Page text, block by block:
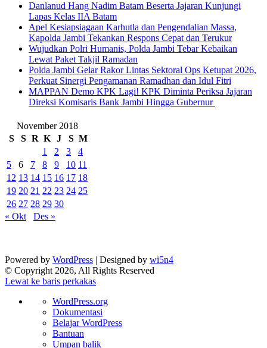
Danlanud Hang Nadim Batam Beserta Jajaran Kunjungi
Lapas Kelas IIA Batam
Apel Kesiapsiagaan Karhutla dan Pengendalian Massa,
Kapolda Jambi Tekankan Respons Cepat dan Terukur
Wujudkan Polri Humanis, Polda Jambi Tebar Kebaikan
Lewat Paket Takjil Ramadan
Polda Jambi Gelar Rakor Lintas Sektoral Ops Ketupat 2026,
Perkuat Sinergi Pengamanan Ramadhan dan Idul Fitri
‎MAPPAN Demo KPK Lagi! KPK Diminta Periksa Jajaran
Direksi Komisaris Bank Jambi Hingga Gubernur ‎
November 2018
S
S R K J S M
1
2 3
4
5
6 7 8 9 10 11
12 13 14 15 16 17 18
19 20 21 22 23 24 25
26 27 28 29 30
« Okt
Des »
Powered by WordPress | Designed by wi5n4
© Copyright 2026, All Rights Reserved
Lewat ke baris perkakas
Tentang
WordPress
WordPress.org
Dokumentasi
Belajar WordPress
Bantuan
Umpan balik